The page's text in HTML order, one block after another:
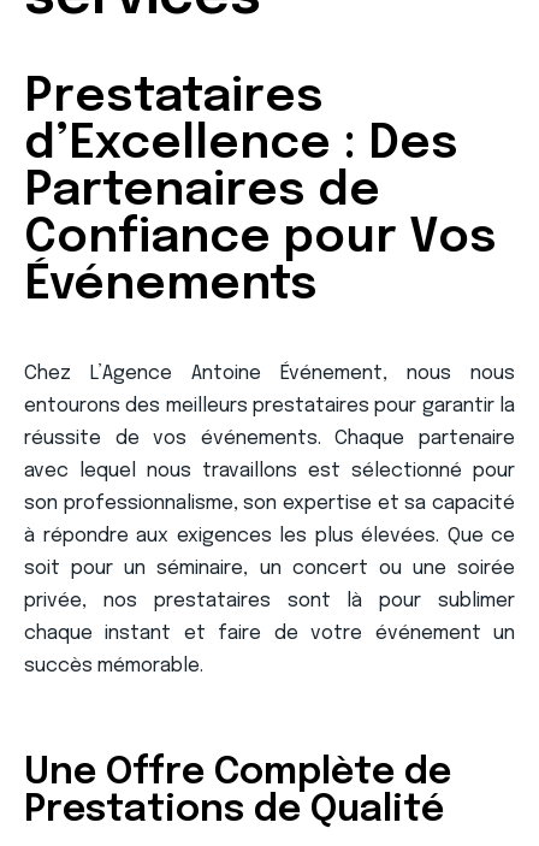
Prestataires
d’Excellence : Des
Partenaires de
Confiance pour Vos
Événements
Chez L’Agence Antoine Événement, nous nous
entourons des meilleurs prestataires pour garantir la
réussite de vos événements. Chaque partenaire
avec lequel nous travaillons est sélectionné pour
son professionnalisme, son expertise et sa capacité
à répondre aux exigences les plus élevées. Que ce
soit pour un séminaire, un concert ou une soirée
privée, nos prestataires sont là pour sublimer
chaque instant et faire de votre événement un
succès mémorable.
Une Offre Complète de
Prestations de Qualité